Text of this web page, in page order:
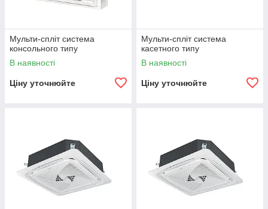
Мульти-спліт система
консольного типу
В наявності
Ціну уточнюйте
Мульти-спліт система
касетного типу
В наявності
Ціну уточнюйте